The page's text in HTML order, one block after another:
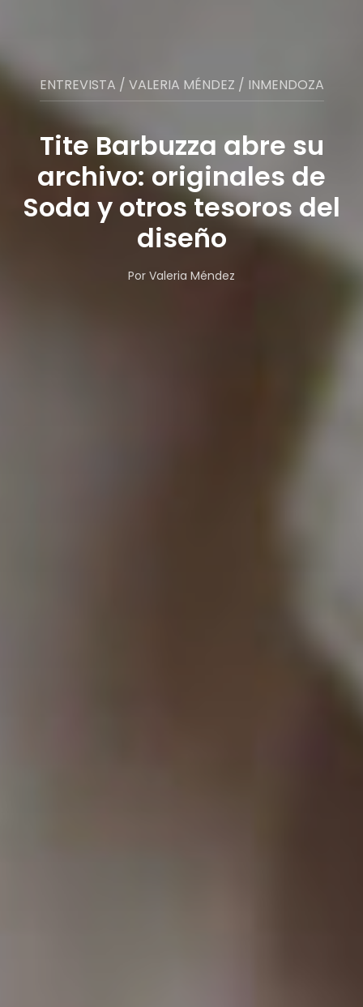
ENTREVISTA / VALERIA MÉNDEZ / INMENDOZA
Tite Barbuzza abre su
archivo: originales de
Soda y otros tesoros del
diseño
Por Valeria Méndez